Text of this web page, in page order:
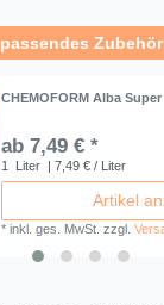
passendes Zubehör
CHEMOFORM Alba
ab 7,49 € *
1 Liter | 7,49 € / Liter
Artikel
*inkl. ges. MwSt. zzgl.